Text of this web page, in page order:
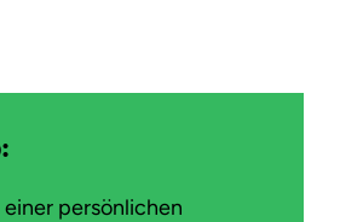
persönlichen